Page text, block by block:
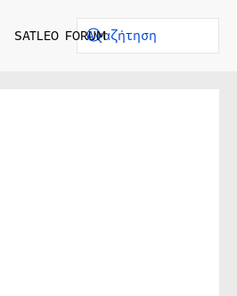
SATLEO FORUM